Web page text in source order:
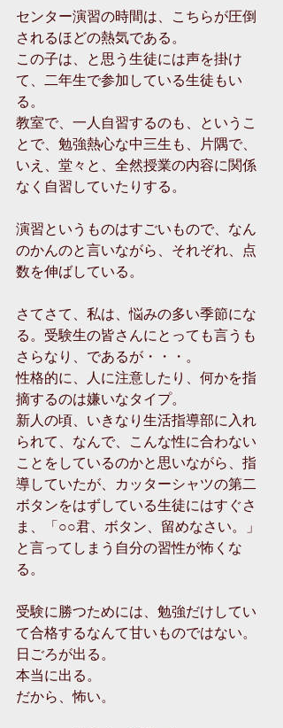
センター演習の時間は、こちらが圧倒
されるほどの熱気である。
この子は、と思う生徒には声を掛け
て、二年生で参加している生徒もい
る。
教室で、一人自習するのも、というこ
とで、勉強熱心な中三生も、片隅で、
いえ、堂々と、全然授業の内容に関係
なく自習していたりする。
演習というものはすごいもので、なん
のかんのと言いながら、それぞれ、点
数を伸ばしている。
さてさて、私は、悩みの多い季節にな
る。受験生の皆さんにとっても言うも
さらなり、であるが・・・。
性格的に、人に注意したり、何かを指
摘するのは嫌いなタイプ。
新人の頃、いきなり生活指導部に入れ
られて、なんで、こんな性に合わない
ことをしているのかと思いながら、指
導していたが、カッターシャツの第二
ボタンをはずしている生徒にはすぐさ
ま、「○○君、ボタン、留めなさい。」
と言ってしまう自分の習性が怖くな
る。
受験に勝つためには、勉強だけしてい
て合格するなんて甘いものではない。
日ごろが出る。
本当に出る。
だから、怖い。